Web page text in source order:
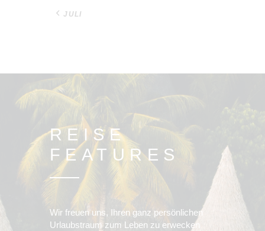
« JULI
REISE
FEATURES
Wir freuen uns, Ihren ganz persönlichen
Urlaubstraum zum Leben zu erwecken